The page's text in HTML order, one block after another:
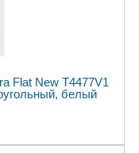
Flat New T4477V1
белый